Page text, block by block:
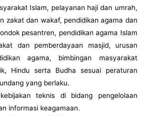
Islam, pelayanan haji dan umrah,
zakat dan wakaf, pendidikan agama dan
pesantren, pendidikan agama Islam
dan pemberdayaan masjid, urusan
agama, bimbingan masyarakat
Hindu serta Budha sesuai peraturan
yang berlaku.
teknis di bidang pengelolaan
informasi keagamaan.